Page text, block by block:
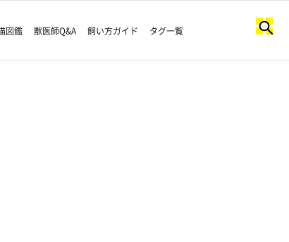
図鑑 獣医師Q&A 飼い方ガイド タグ一覧